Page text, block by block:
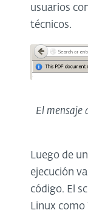
usuarios
técnicos.
El mensaje
Luego de
ejecución
código. El
Linux